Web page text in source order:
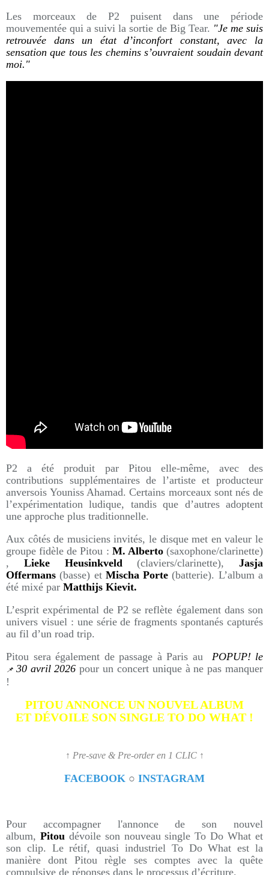
Les morceaux de P2 puisent dans une période
mouvementée qui a suivi la sortie de Big Tear. "Je me suis
retrouvée dans un état d’inconfort constant, avec la
sensation que tous les chemins s’ouvraient soudain devant
moi."
P2 a été produit par Pitou elle-même, avec des
contributions supplémentaires de l’artiste et producteur
anversois Youniss Ahamad. Certains morceaux sont nés de
l’expérimentation ludique, tandis que d’autres adoptent
une approche plus traditionnelle.
Aux côtés de musiciens invités, le disque met en valeur le
groupe fidèle de Pitou : M. Alberto(saxophone/clarinette)
, Lieke Heusinkveld(claviers/clarinette), Jasja
Offermans (basse) et Mischa Porte (batterie). L’album a
été mixé par Matthijs Kievit.
L’esprit expérimental de P2 se reflète également dans son
univers visuel : une série de fragments spontanés capturés
au fil d’un road trip.
Pitou sera également de passage à Paris au POPUP! le
📌 30 avril 2026 pour un concert unique à ne pas manquer
!
PITOU ANNONCE UN NOUVEL ALBUM
ET DÉVOILE SON SINGLE TO DO WHAT !
↑ Pre-save & Pre-order en 1 CLIC ↑
FACEBOOK ○ INSTAGRAM
Pour accompagner l'annonce de son nouvel
album, Pitoudévoile son nouveau single To Do What et
son clip. Le rétif, quasi industriel To Do What est la
manière dont Pitou règle ses comptes avec la quête
compulsive de réponses dans le processus d’écriture.